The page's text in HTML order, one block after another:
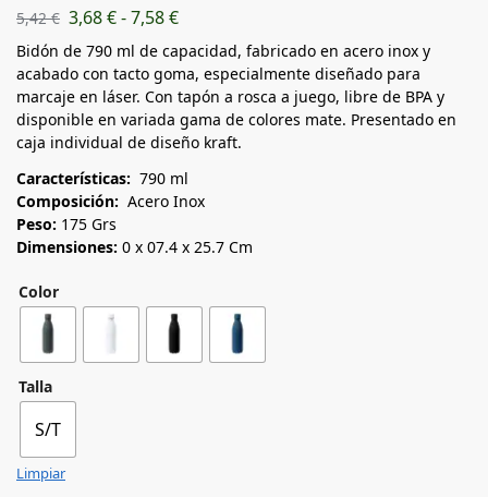
5,42€ 3,68€-7,58€
Bidón de 790 ml de capacidad, fabricado en acero inox y
acabado con tacto goma, especialmente diseñado para
marcaje en láser. Con tapón a rosca a juego, libre de BPA y
disponible en variada gama de colores mate. Presentado en
caja individual de diseño kraft.
Características: 790 ml
Composición: Acero Inox
Peso: 175 Grs
Dimensiones: 0 x 07.4 x 25.7 Cm
Color
Talla
S/T
Limpiar